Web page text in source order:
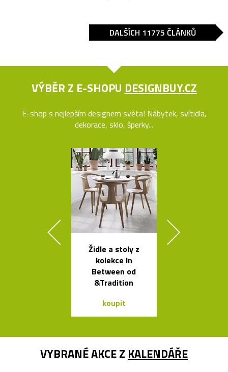
DALŠÍCH 11775 ČLÁNKŮ
VÝBĚR Z E-SHOPU DESIGNBUY.CZ
E-shop s nejlepším designem světa! Nábytek, svítidla,
dekorace, sklo, šperky...
Židle a stoly z
kolekce In
Between od
&Tradition
koupit
VYBRANÉ AKCE Z KALENDÁŘE